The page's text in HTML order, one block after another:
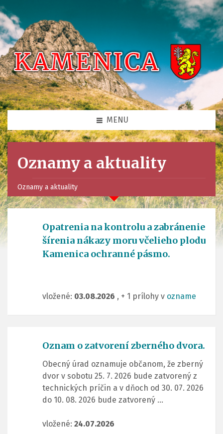
MENU
Oznamy a aktuality
Oznamy a aktuality
Opatrenia na kontrolu a zabránenie
šírenia nákazy moru včelieho plodu
Kamenica ochranné pásmo.
vložené: 03.08.2026 , + 1 prílohy v ozname
Oznam o zatvorení zberného dvora.
Obecný úrad oznamuje občanom, že zberný
dvor v sobotu 25. 7. 2026 bude zatvorený z
technických príčin a v dňoch od 30. 07. 2026
do 10. 08. 2026 bude zatvorený ...
vložené: 24.07.2026